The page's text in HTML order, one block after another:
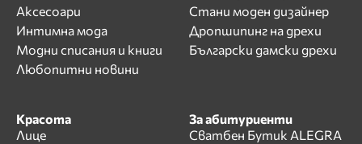
Аксесоари
Интимна мода
Модни списания и книги
Любопитни новини
Стани моден дизайнер
Дропшипинг на дрехи
Български дамски дрехи
Красота
Лице
За абитуриенти
Сватбен Бутик ALEGRA